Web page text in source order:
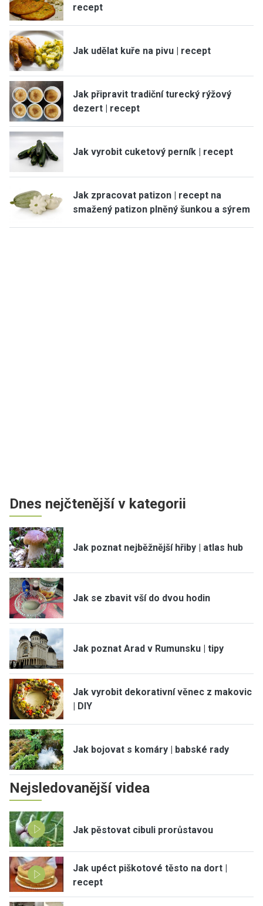
recept
Jak udělat kuře na pivu | recept
Jak připravit tradiční turecký rýžový
dezert | recept
Jak vyrobit cuketový perník | recept
Jak zpracovat patizon | recept na
smažený patizon plněný šunkou a sýrem
Dnes nejčtenější v kategorii
Jak poznat nejběžnější hřiby | atlas hub
Jak se zbavit vší do dvou hodin
Jak poznat Arad v Rumunsku | tipy
Jak vyrobit dekorativní věnec z makovic
| DIY
Jak bojovat s komáry | babské rady
Nejsledovanější videa
Jak pěstovat cibuli prorůstavou
Jak upéct piškotové těsto na dort |
recept